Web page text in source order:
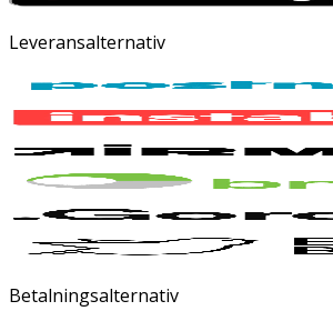
Leveransalternativ
Betalningsalternativ